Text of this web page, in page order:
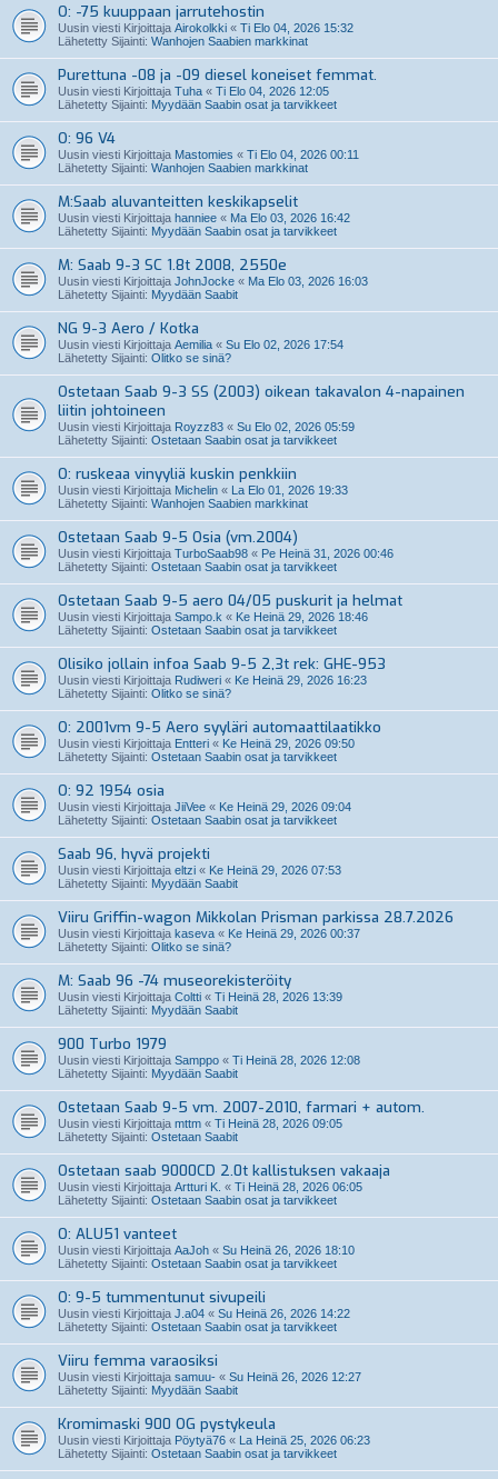
O: -75 kuuppaan jarrutehostin
Uusin viesti Kirjoittaja Airokolkki « Ti Elo 04, 2026 15:32
Lähetetty Sijainti: Wanhojen Saabien markkinat
Purettuna -08 ja -09 diesel koneiset femmat.
Uusin viesti Kirjoittaja Tuha « Ti Elo 04, 2026 12:05
Lähetetty Sijainti: Myydään Saabin osat ja tarvikkeet
O: 96 V4
Uusin viesti Kirjoittaja Mastomies « Ti Elo 04, 2026 00:11
Lähetetty Sijainti: Wanhojen Saabien markkinat
M:Saab aluvanteitten keskikapselit
Uusin viesti Kirjoittaja hanniee « Ma Elo 03, 2026 16:42
Lähetetty Sijainti: Myydään Saabin osat ja tarvikkeet
M: Saab 9-3 SC 1.8t 2008, 2550e
Uusin viesti Kirjoittaja JohnJocke « Ma Elo 03, 2026 16:03
Lähetetty Sijainti: Myydään Saabit
NG 9-3 Aero / Kotka
Uusin viesti Kirjoittaja Aemilia « Su Elo 02, 2026 17:54
Lähetetty Sijainti: Olitko se sinä?
Ostetaan Saab 9-3 SS (2003) oikean takavalon 4-napainen
liitin johtoineen
Uusin viesti Kirjoittaja Royzz83 « Su Elo 02, 2026 05:59
Lähetetty Sijainti: Ostetaan Saabin osat ja tarvikkeet
O: ruskeaa vinyyliä kuskin penkkiin
Uusin viesti Kirjoittaja Michelin « La Elo 01, 2026 19:33
Lähetetty Sijainti: Wanhojen Saabien markkinat
Ostetaan Saab 9-5 Osia (vm.2004)
Uusin viesti Kirjoittaja TurboSaab98 « Pe Heinä 31, 2026 00:46
Lähetetty Sijainti: Ostetaan Saabin osat ja tarvikkeet
Ostetaan Saab 9-5 aero 04/05 puskurit ja helmat
Uusin viesti Kirjoittaja Sampo.k « Ke Heinä 29, 2026 18:46
Lähetetty Sijainti: Ostetaan Saabin osat ja tarvikkeet
Olisiko jollain infoa Saab 9-5 2,3t rek: GHE-953
Uusin viesti Kirjoittaja Rudiweri « Ke Heinä 29, 2026 16:23
Lähetetty Sijainti: Olitko se sinä?
O: 2001vm 9-5 Aero syyläri automaattilaatikko
Uusin viesti Kirjoittaja Entteri « Ke Heinä 29, 2026 09:50
Lähetetty Sijainti: Ostetaan Saabin osat ja tarvikkeet
O: 92 1954 osia
Uusin viesti Kirjoittaja JiiVee « Ke Heinä 29, 2026 09:04
Lähetetty Sijainti: Ostetaan Saabin osat ja tarvikkeet
Saab 96, hyvä projekti
Uusin viesti Kirjoittaja eltzi « Ke Heinä 29, 2026 07:53
Lähetetty Sijainti: Myydään Saabit
Viiru Griffin-wagon Mikkolan Prisman parkissa 28.7.2026
Uusin viesti Kirjoittaja kaseva « Ke Heinä 29, 2026 00:37
Lähetetty Sijainti: Olitko se sinä?
M: Saab 96 -74 museorekisteröity
Uusin viesti Kirjoittaja Coltti « Ti Heinä 28, 2026 13:39
Lähetetty Sijainti: Myydään Saabit
900 Turbo 1979
Uusin viesti Kirjoittaja Samppo « Ti Heinä 28, 2026 12:08
Lähetetty Sijainti: Myydään Saabit
Ostetaan Saab 9-5 vm. 2007-2010, farmari + autom.
Uusin viesti Kirjoittaja mttm « Ti Heinä 28, 2026 09:05
Lähetetty Sijainti: Ostetaan Saabit
Ostetaan saab 9000CD 2.0t kallistuksen vakaaja
Uusin viesti Kirjoittaja Artturi K. « Ti Heinä 28, 2026 06:05
Lähetetty Sijainti: Ostetaan Saabin osat ja tarvikkeet
O: ALU51 vanteet
Uusin viesti Kirjoittaja AaJoh « Su Heinä 26, 2026 18:10
Lähetetty Sijainti: Ostetaan Saabin osat ja tarvikkeet
O: 9-5 tummentunut sivupeili
Uusin viesti Kirjoittaja J.a04 « Su Heinä 26, 2026 14:22
Lähetetty Sijainti: Ostetaan Saabin osat ja tarvikkeet
Viiru femma varaosiksi
Uusin viesti Kirjoittaja samuu- « Su Heinä 26, 2026 12:27
Lähetetty Sijainti: Myydään Saabit
Kromimaski 900 OG pystykeula
Uusin viesti Kirjoittaja Pöytyä76 « La Heinä 25, 2026 06:23
Lähetetty Sijainti: Ostetaan Saabin osat ja tarvikkeet